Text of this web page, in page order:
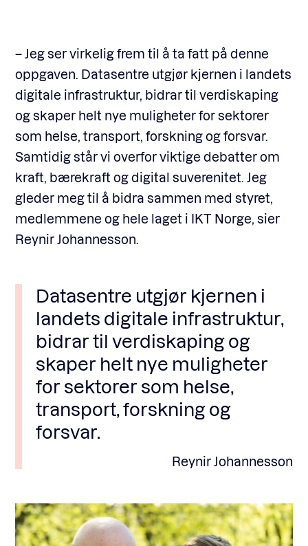
– Jeg ser virkelig frem til å ta fatt på denne
oppgaven. Datasentre utgjør kjernen i landets
digitale infrastruktur, bidrar til verdiskaping
og skaper helt nye muligheter for sektorer
som helse, transport, forskning og forsvar.
Samtidig står vi overfor viktige debatter om
kraft, bærekraft og digital suverenitet. Jeg
gleder meg til å bidra sammen med styret,
medlemmene og hele laget i IKT Norge, sier
Reynir Johannesson.
Datasentre utgjør kjernen i
landets digitale infrastruktur,
bidrar til verdiskaping og
skaper helt nye muligheter
for sektorer som helse,
transport, forskning og
forsvar.
Reynir Johannesson